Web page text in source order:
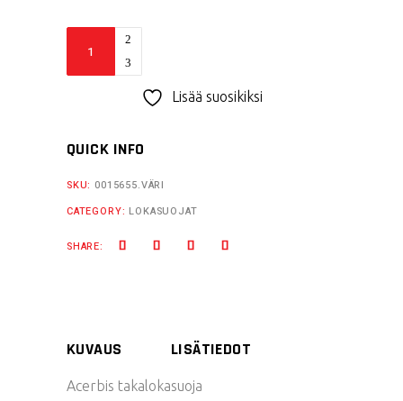
takalokasuoja
iskunv.suojalla
Lisää suosikiksi
QUICK INFO
SKU: 0015655.VÄRI
CATEGORY: LOKASUOJAT
SHARE:
KUVAUS LISÄTIEDOT
Acerbis takalokasuoja